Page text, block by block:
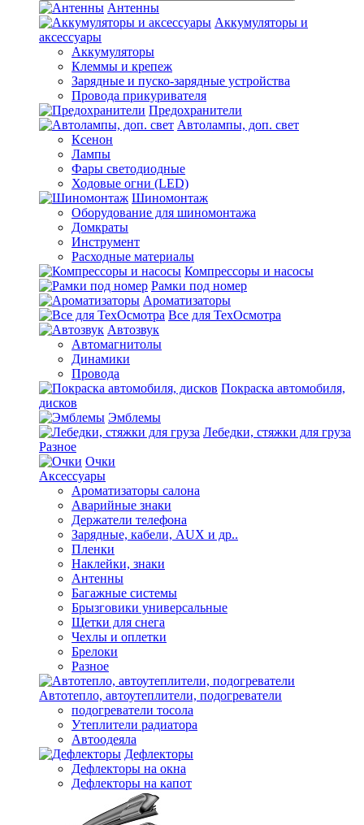
Антенны
Аккумуляторы и
аксессуары
Аккумуляторы
Клеммы и крепеж
Зарядные и пуско-зарядные устройства
Провода прикуривателя
Предохранители
Автолампы, доп. свет
Ксенон
Лампы
Фары светодиодные
Ходовые огни (LED)
Шиномонтаж
Оборудование для шиномонтажа
Домкраты
Инструмент
Расходные материалы
Компрессоры и насосы
Рамки под номер
Ароматизаторы
Все для ТехОсмотра
Автозвук
Автомагнитолы
Динамики
Провода
Покраска автомобиля,
дисков
Эмблемы
Лебедки, стяжки для груза
Разное
Очки
Аксессуары
Ароматизаторы салона
Аварийные знаки
Держатели телефона
Зарядные, кабели, AUX и др..
Пленки
Наклейки, знаки
Антенны
Багажные системы
Брызговики универсальные
Щетки для снега
Чехлы и оплетки
Брелоки
Разное
Автотепло, автоутеплители, подогреватели
подогреватели тосола
Утеплители радиатора
Автоодеяла
Дефлекторы
Дефлекторы на окна
Дефлекторы на капот